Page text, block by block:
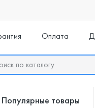
Оплата
Популярные товары